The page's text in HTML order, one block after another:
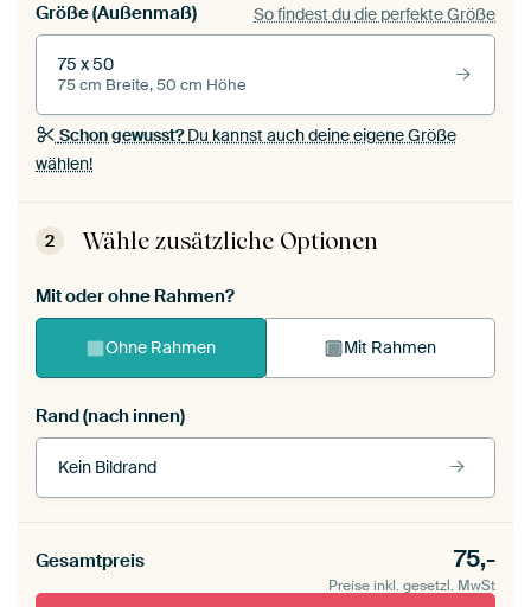
Größe (Außenmaß) So findest du die perfekte Größe
75 x 50
75 cm Breite, 50 cm Höhe
Schon gewusst?Du kannst auch deine eigene Größe
wählen!
2 Wähle zusätzliche Optionen
Mit oder ohne Rahmen?
Ohne Rahmen Mit Rahmen
Rand (nach innen)
Kein Bildrand
schwarz (Holzrahmen)
Gesamtpreis 75,-
Preise inkl. gesetzl. MwSt